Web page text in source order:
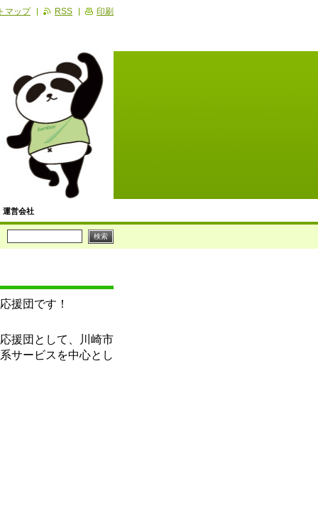
運営会社
援団です！
援団として、川崎市
サービスを中心とし
マップ RSS 印刷